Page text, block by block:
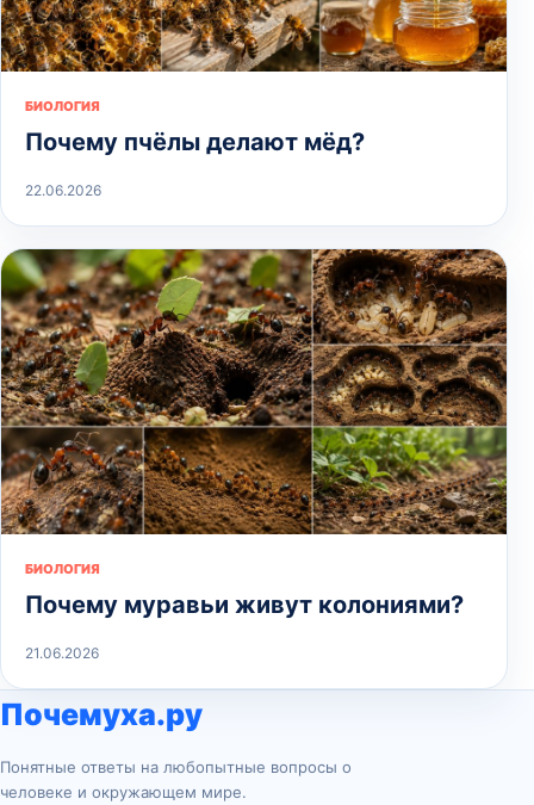
БИОЛОГИЯ
Почему пчёлы делают мёд?
22.06.2026
БИОЛОГИЯ
Почему муравьи живут колониями?
21.06.2026
Почемуха.ру
Понятные ответы на любопытные вопросы о
человеке и окружающем мире.